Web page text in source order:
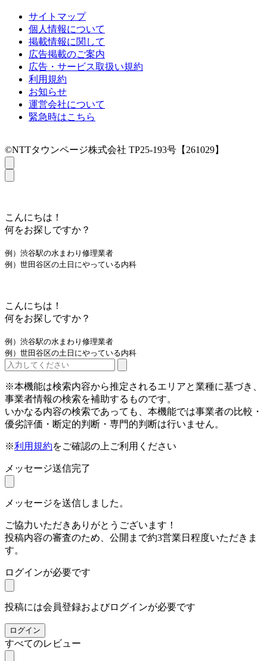
サイトマップ
個人情報について
掲載情報に関して
広告掲載のご案内
広告・サービス取扱い規約
利用規約
お知らせ
運営会社について
緊急時はこちら
©NTTタウンページ株式会社 TP25-193号【261029】
こんにちは！
何をお探しですか？
例）渋谷駅の水まわり修理業者
例）世田谷区の土日にやっている内科
こんにちは！
何をお探しですか？
例）渋谷駅の水まわり修理業者
例）世田谷区の土日にやっている内科
※本機能は検索内容から推定されるエリアと業種に基づき、
事業者情報の検索を補助するものです。
いかなる内容の検索であっても、本機能では事業者の比較・
優劣評価・断定的判断・専門的判断は行いません。
※利用規約をご確認の上ご利用ください
メッセージ送信完了
メッセージを送信しました。
ご協力いただきありがとうございます！
投稿内容の審査のため、公開まで約3営業日程度いただきま
す。
ログインが必要です
投稿には会員登録およびログインが必要です
ログイン
すべてのレビュー